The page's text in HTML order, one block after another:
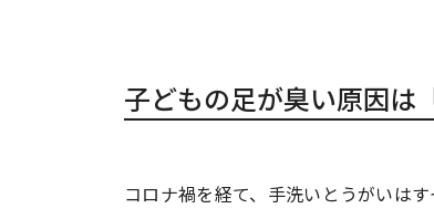
子どもの足が臭い原因は
コロナ禍を経て、手洗いとうがいは